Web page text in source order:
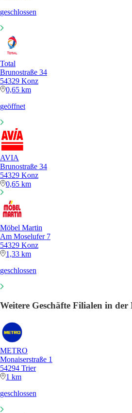
geschlossen
Total
Brunostraße 34
54329 Konz
0,65 km
geöffnet
AVIA
Brunostraße 34
54329 Konz
0,65 km
Möbel Martin
Am Moselufer 7
54329 Konz
1,33 km
geschlossen
Weitere Geschäfte Filialen in der
METRO
Monaiserstraße 1
54294 Trier
1 km
geschlossen